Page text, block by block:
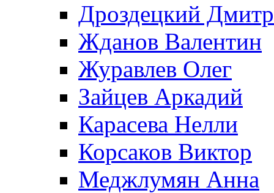
Дроздецкий
Жданов Валентин
Журавлев Олег
Зайцев Аркадий
Карасева Нелли
Корсаков Виктор
Меджлумян Анна